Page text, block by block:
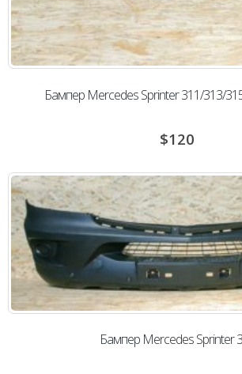
Бампер Mercedes Sprinter 311/313/
$120
Бампер Mercedes Sprinter